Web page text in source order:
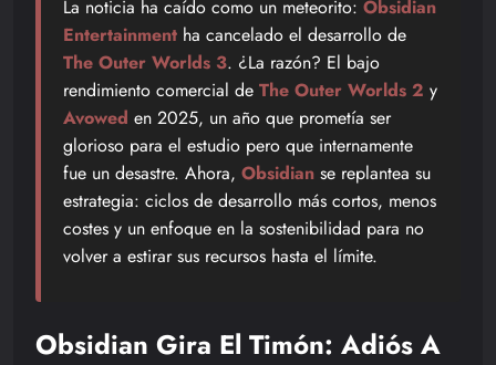
La noticia ha caído como un meteorito: Obsidian
Entertainment ha cancelado el desarrollo de
The Outer Worlds 3. ¿La razón? El bajo
rendimiento comercial de The Outer Worlds 2 y
Avowed en 2025, un año que prometía ser
glorioso para el estudio pero que internamente
fue un desastre. Ahora, Obsidian se replantea su
estrategia: ciclos de desarrollo más cortos, menos
costes y un enfoque en la sostenibilidad para no
volver a estirar sus recursos hasta el límite.
Obsidian Gira El Timón: Adiós A